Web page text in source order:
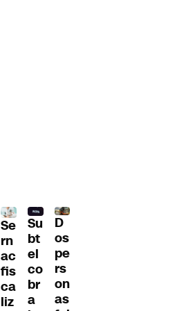
Se
rn
ac
fis
ca
liz
Su
bt
el
co
br
a
D
os
pe
rs
on
as